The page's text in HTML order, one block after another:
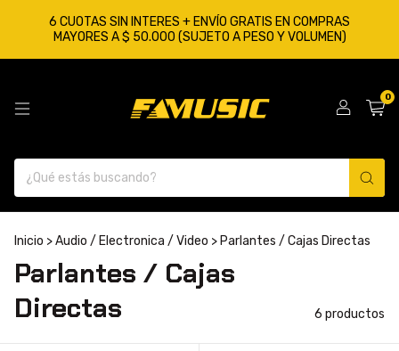
6 CUOTAS SIN INTERES + ENVÍO GRATIS EN COMPRAS
MAYORES A $ 50.000 (SUJETO A PESO Y VOLUMEN)
0
Inicio >Audio / Electronica / Video > Parlantes / Cajas Directas
Parlantes / Cajas
Directas
6 productos